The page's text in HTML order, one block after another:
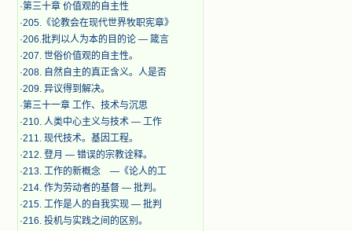
·第三十章 价值观的自主性
·205.《论教会在现代世界牧职宪章》
·206.批判以人为本的目的论 — 箴言
·207. 世俗价值观的自主性。
·208. 自然自主的真正含义。人是否
·209. 异议得到解决。
·第三十一章 工作、技术与沉思
·210. 人类中心主义与技术 — 工作
·211. 现代技术。基因工程。
·212. 登月 — 错误的宗教诠释。
·213. 工作的新概念 —《论人的工
·214. 作为劳动者的基督 — 批判。
·215. 工作是人的自我实现 — 批判
·216. 投机与实践之间的区别。